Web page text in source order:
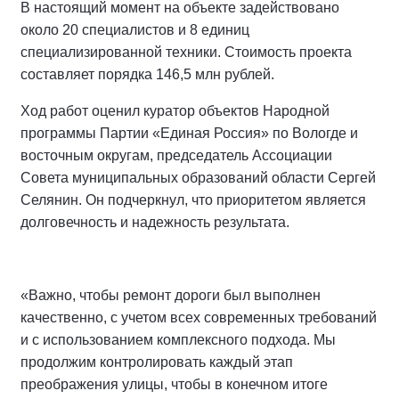
В настоящий момент на объекте задействовано
около 20 специалистов и 8 единиц
специализированной техники. Стоимость проекта
составляет порядка 146,5 млн рублей.
Ход работ оценил куратор объектов Народной
программы Партии «Единая Россия» по Вологде и
восточным округам, председатель Ассоциации
Совета муниципальных образований области Сергей
Селянин. Он подчеркнул, что приоритетом является
долговечность и надежность результата.
«Важно, чтобы ремонт дороги был выполнен
качественно, с учетом всех современных требований
и с использованием комплексного подхода. Мы
продолжим контролировать каждый этап
преображения улицы, чтобы в конечном итоге